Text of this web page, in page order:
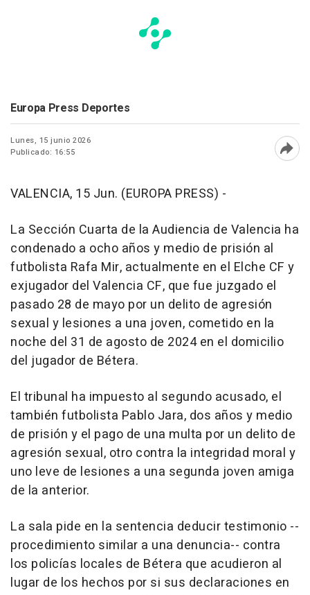
Europa Press Deportes
Lunes, 15 junio 2026
Publicado: 16:55
VALENCIA, 15 Jun. (EUROPA PRESS) -
La Sección Cuarta de la Audiencia de Valencia ha
condenado a ocho años y medio de prisión al
futbolista Rafa Mir, actualmente en el Elche CF y
exjugador del Valencia CF, que fue juzgado el
pasado 28 de mayo por un delito de agresión
sexual y lesiones a una joven, cometido en la
noche del 31 de agosto de 2024 en el domicilio
del jugador de Bétera.
El tribunal ha impuesto al segundo acusado, el
también futbolista Pablo Jara, dos años y medio
de prisión y el pago de una multa por un delito de
agresión sexual, otro contra la integridad moral y
uno leve de lesiones a una segunda joven amiga
de la anterior.
La sala pide en la sentencia deducir testimonio --
procedimiento similar a una denuncia-- contra
los policías locales de Bétera que acudieron al
lugar de los hechos por si sus declaraciones en